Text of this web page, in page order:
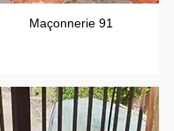
Maçonnerie 91